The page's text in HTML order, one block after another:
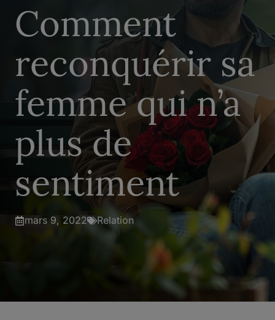
Comment
reconquérir sa
femme qui n’a
plus de
sentiment
mars 9, 2022 Relation